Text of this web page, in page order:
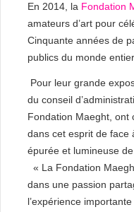
En 2014, la Fondation
amateurs d’art pour
Cinquante années de
publics du monde
Pour leur grande
du conseil
Fondation Maeght, ont
dans cet esprit de face
épurée et lumineuse
« La Fondation
dans une passion
l’expérience